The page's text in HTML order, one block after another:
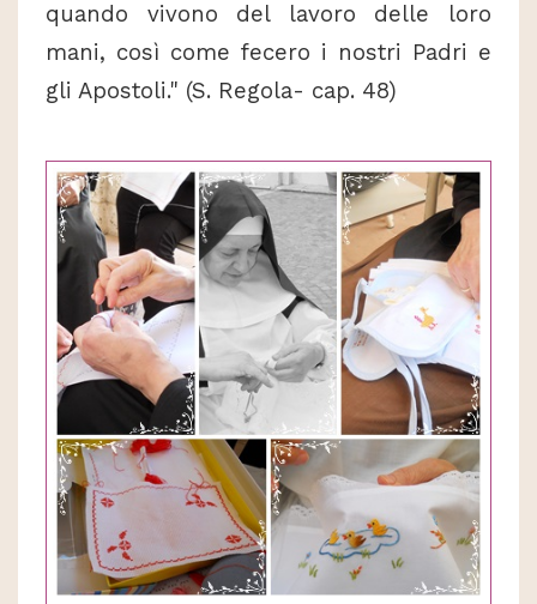
quando vivono del lavoro delle loro
mani, così come fecero i nostri Padri e
gli Apostoli." (S. Regola- cap. 48)